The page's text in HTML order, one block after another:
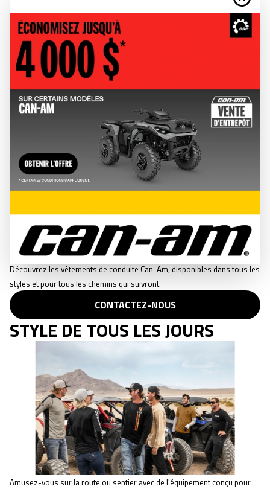
VÊTEMENTS ET
ÉQUIPEMENT
LOOK DE RIDER
Découvrez les vêtements de conduite Can-Am, disponibles dans tous les
styles et pour tous les chemins qui suivront.
CONTACTEZ-NOUS
STYLE DE TOUS LES JOURS
Amusez-vous sur la route ou sentier avec de l'équipement conçu pour